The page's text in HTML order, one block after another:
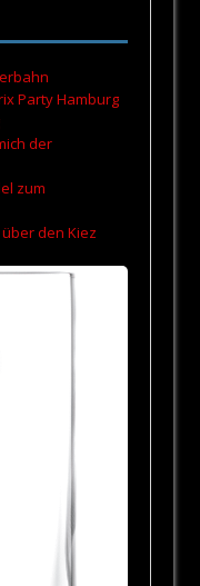
Party Hamburg
der
zum
den Kiez